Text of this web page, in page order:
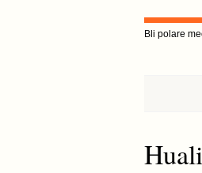
Bli polare